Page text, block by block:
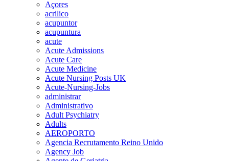
Açores
acrilico
acupuntor
acupuntura
acute
Acute Admissions
Acute Care
Acute Medicine
Acute Nursing Posts UK
Acute-Nursing-Jobs
administrar
Administrativo
Adult Psychiatry
Adults
AEROPORTO
Agencia Recrutamento Reino Unido
Agency Job